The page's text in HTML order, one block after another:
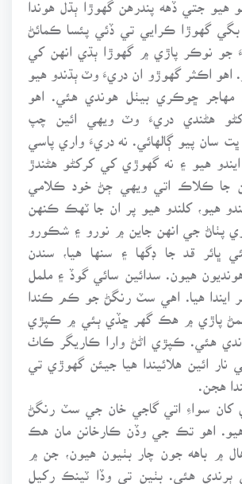
گهوڙا ڪرايي تي ڏئي پئسا ڪمائڻ
جو نوڪر پاڙي ۾ گهوڙا ٻڌي انهن کي
اهو اڪثر گهوڙو ان دريءَ وٽ ٻڌندو هيو
مهاجر ڇوڪري بيٺل هوندي هئي. اهو
هڻندي دريءَ وٽ ويهي ائين چپ
ڀت سان پيو ڳالهائي. نه دريءَ واري پاسي
هيو ۽ نه گهوڙي کي کرکڻو هڻندڙ
جا ڪلاڪ اتي ويهي ڄڻ خود ڪلامي
هيو، کلندو هيو پر ان جا ٽهڪ ڪنهن
پٺاڻ جي انهن جاين ۾ نورو ۽ شڪورو
ڀائر قد جا ڊگها ۽ سنها هيا، سندن
هيون. سدائين سائي گوڏ ۽ ململ
ايندا هيا. اهي سٽ رنگڻ جو ڪم ڪندا
ميمڻ پاڙي ۾ هڪ گهر ڇڏي ٻئي ۾ ڪپڙي
هئي. ڪپڙي اڻڻ وارا ڪاريگر ڪاٺ
ائين هلائيندا هيا جيئن گهوڙي تي
هجن.
سواءِ اتي گاجي خان جي سٽ رنگڻ
هيو. اهو تڪ جي وڏن ڪارخانن مان هڪ
۾ باهه جون چار بٺيون هيون، جن ۾
ٻرندي هئي. بٺين تي وڏا ٽينڪ رکيل